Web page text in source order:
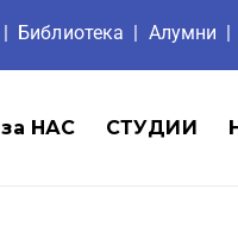
| Библиотека | Aлумни |
за НАС СТУДИИ